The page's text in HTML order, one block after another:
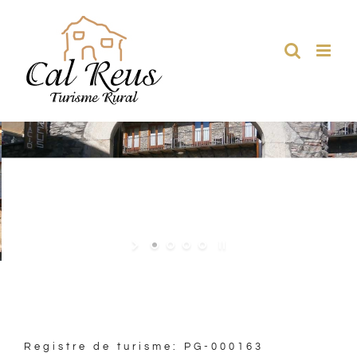
content
Registre de turisme: PG-000163